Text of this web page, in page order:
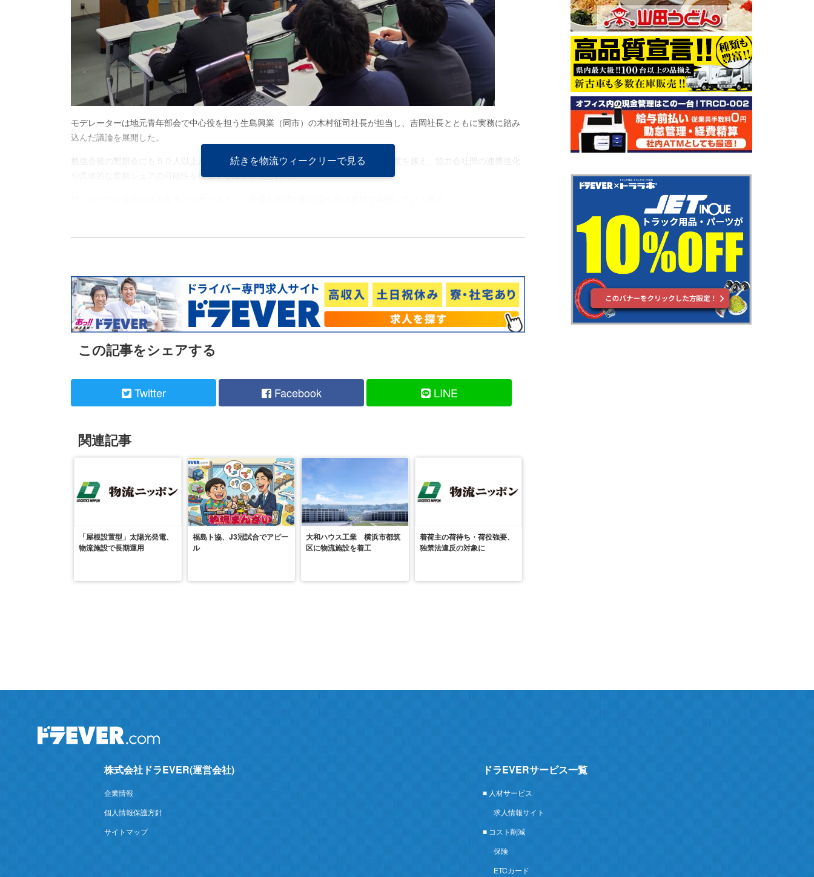
モデレーターは地元青年部会で中心役を担う生島興業（同市）の木村征司社長が担当し、吉岡社長とともに実務に踏み
込んだ議論を展開した。
勉強会後の懇親会にも５０人以上が参加。単なる親睦にとどまらず、会社や役職の垣根を越え、協力会社間の連携強化
や具体的な業務シェアの可能性を模索する様子が見られた。
続きを物流ウィークリーで見る
この記事をシェアする
Twitter Facebook LINE
関連記事
「屋根設置型」太陽光発電、
物流施設で長期運用
福島ト協、J3冠試合でアピー
ル
大和ハウス工業 横浜市都筑
区に物流施設を着工
着荷主の荷待ち・荷役強要、
独禁法違反の対象に
株式会社ドラEVER(運営会社)
企業情報
個人情報保護方針
サイトマップ
ドラEVERサービス一覧
■ 人材サービス
求人情報サイト
■ コスト削減
保険
ETCカード